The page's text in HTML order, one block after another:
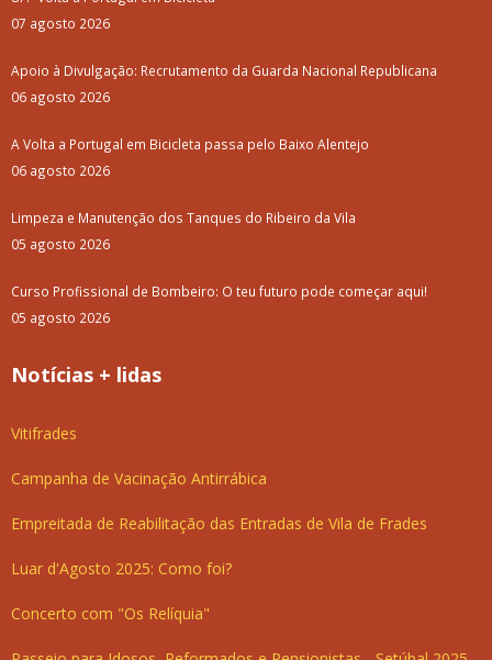
07 agosto 2026
Apoio à Divulgação: Recrutamento da Guarda Nacional Republicana
06 agosto 2026
A Volta a Portugal em Bicicleta passa pelo Baixo Alentejo
06 agosto 2026
Limpeza e Manutenção dos Tanques do Ribeiro da Vila
05 agosto 2026
Curso Profissional de Bombeiro: O teu futuro pode começar aqui!
05 agosto 2026
Notícias + lidas
Vitifrades
Campanha de Vacinação Antirrábica
Empreitada de Reabilitação das Entradas de Vila de Frades
Luar d'Agosto 2025: Como foi?
Concerto com "Os Relíquia"